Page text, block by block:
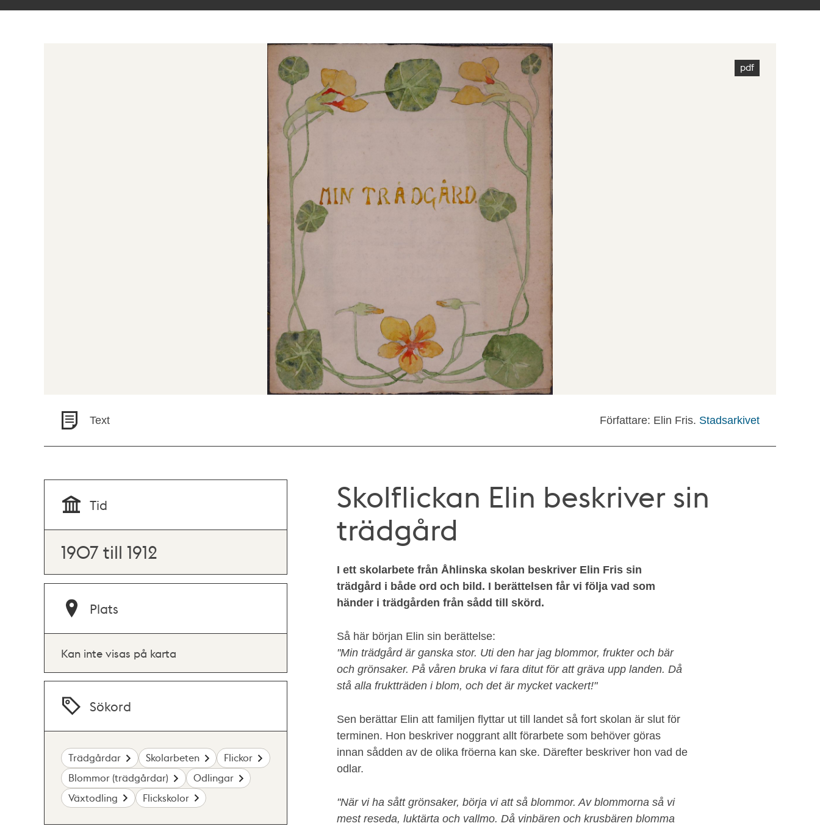
Text Författare: Elin Fris. Stadsarkivet
Skolflickan Elin beskriver sin
trädgård
I ett skolarbete från Åhlinska skolan beskriver Elin Fris sin
trädgård i både ord och bild. I berättelsen får vi följa vad som
händer i trädgården från sådd till skörd.
Så här början Elin sin berättelse:
"Min trädgård är ganska stor. Uti den har jag blommor, frukter och bär
och grönsaker. På våren bruka vi fara ditut för att gräva upp landen. Då
stå alla fruktträden i blom, och det är mycket vackert!"
Sen berättar Elin att familjen flyttar ut till landet så fort skolan är slut för
terminen. Hon beskriver noggrant allt förarbete som behöver göras
innan sådden av de olika fröerna kan ske. Därefter beskriver hon vad de
odlar.
"När vi ha sått grönsaker, börja vi att så blommor. Av blommorna så vi
mest reseda, luktärta och vallmo. Då vinbären och krusbären blomma
Tid
1907 till 1912
Plats
Kan inte visas på karta
Sökord
Trädgårdar Skolarbeten
Flickor
Blommor (trädgårdar)
Odlingar
Växtodling
Flickskolor